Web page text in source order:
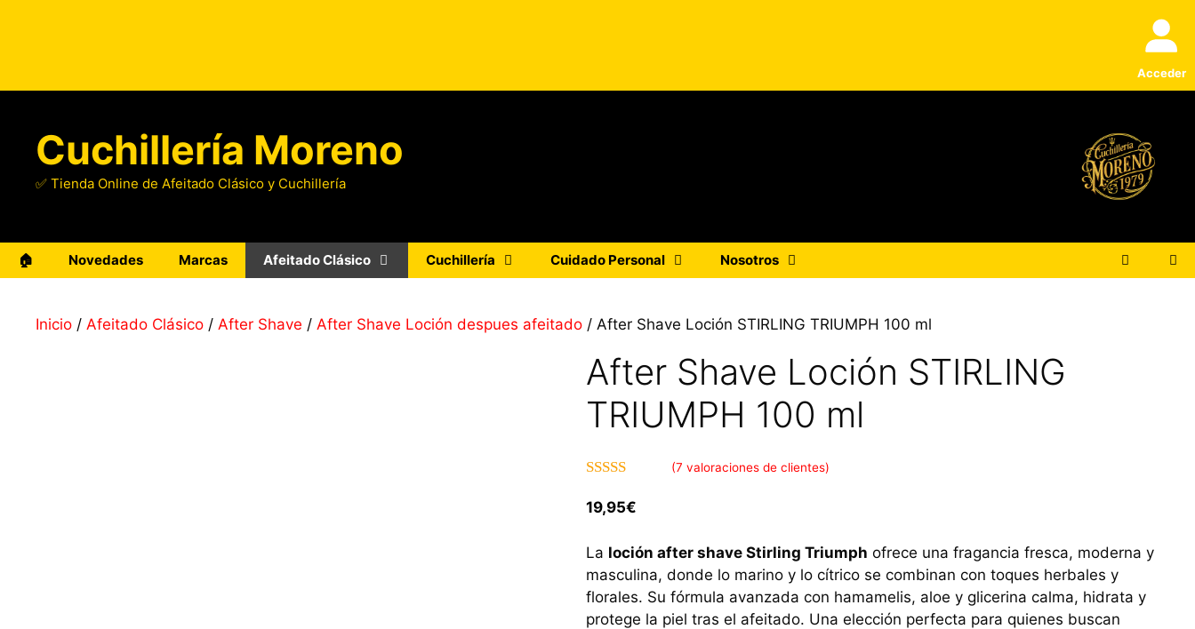
Acceder
Cuchillería Moreno
✅ Tienda Online de Afeitado Clásico y Cuchillería
🏠 Novedades Marcas Afeitado Clásico Cuchillería Cuidado Personal Nosotros
Inicio / Afeitado Clásico / After Shave / After Shave Loción despues afeitado / After Shave Loción STIRLING TRIUMPH 100 ml
After Shave Loción STIRLING
TRIUMPH 100 ml
(7 valoraciones de clientes)
19,95€
La loción after shave Stirling Triumph ofrece una fragancia fresca, moderna y
masculina, donde lo marino y lo cítrico se combinan con toques herbales y
florales. Su fórmula avanzada con hamamelis, aloe y glicerina calma, hidrata y
protege la piel tras el afeitado. Una elección perfecta para quienes buscan